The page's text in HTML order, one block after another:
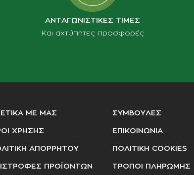
ΑΝΤΑΓΩΝΙΣΤΙΚΕΣ ΤΙΜΕΣ
Και αχτύπητες προσφορές
ΜΕ ΜΑΣ ΣΥΜΒΟΥΛΕΣ
ΧΡΗΣΗΣ ΕΠΙΚΟΙΝΩΝΙΑ
ΑΠΟΡΡΗΤΟΥ ΠΟΛΙΤΙΚΗ COOKIES
ΠΡΟΪΟΝΤΩΝ ΤΡΟΠΟΙ ΠΛΗΡΩΜΗΣ